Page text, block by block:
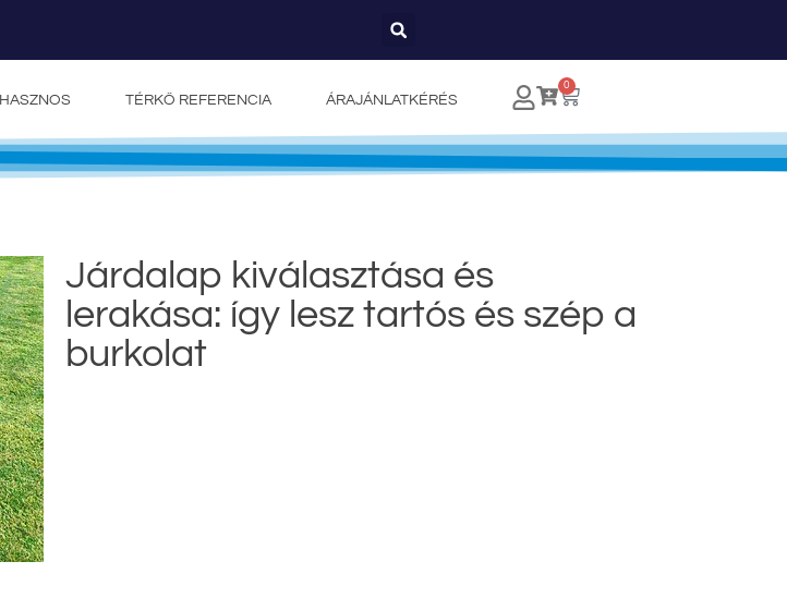
HASZNOS TÉRKŐ REFERENCIA ÁRAJÁNLATKÉRÉS
0
Járdalap kiválasztása és
lerakása: így lesz tartós és szép a
burkolat